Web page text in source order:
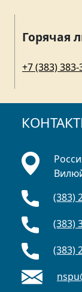
Горячая
+7 (383) 383-
(383)
(383)
(383)